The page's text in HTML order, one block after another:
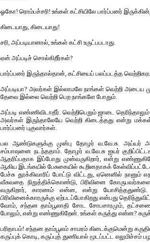
ஓகோ! ரொம்பச்சரி! உங்கள் கட்சியிலே பார்ப்பனர்
கிடையாது, கிடையாது!
சரி, அப்படியானால், உங்கள் கட்சி உருட்பபடாது.
ஏன் அப்படிச் சொல்கிறீர்கள்?
பார்ப்பனர் இருந்தால்தான், கட்சியைப் பலப்படத்த
அப்படியா? அவர்கள் இல்லாமலே நாங்கள் வெற்றி அடைய
தேவை இல்லை வெற்றி பெற நாங்களே போதும்.
அப்படி எண்ணிவிடாதீர். வெற்றிபெறும் ஜாடை
அவர்கள் இருந்தாலேயே வெற்றி கிடைத்தது என்று மக்கள்
பார்ப்பனர் புகுவார்கள்.
பல ஆண்டுகளுக்கு முன்பு தோழர் வ.வே.சு. அய்யர்
சம்பாஷனை நடந்ததாம். தோழர் வ.வே.சு ஐயர்
ஆதரிப்பதாக இப்போது முன்வருகிறார், என்று
ஆகிய இடங்கயில் பேசுகையில் கூறினதாகக்
பேச்சு தூக்கிவாரிப் போட்டு விட்டது, ஏனெனில்
வீசுவதை நிறுத்திக்கொண்டு, பிரிவினை
வருகிறார், காரணம் என்ன, என்று யோசித்ததுண்டு.
பிரிவினைக்காரருக்கு ஏற்படப்போகிறது என்பது
வோம், சந்தன தாம்பூலாதி சோட சோபசாரமும்,
போலும், என்று எண்ணுகிறேன். உங்கள் கருத்து என்ன?
பரிதாபம்! சந்தன தாம்பூலம் சாமரம் கிடைக்குமென்று
கருப்புக் கொடி, கருப்புத் துணியால் மூடப்பட்ட